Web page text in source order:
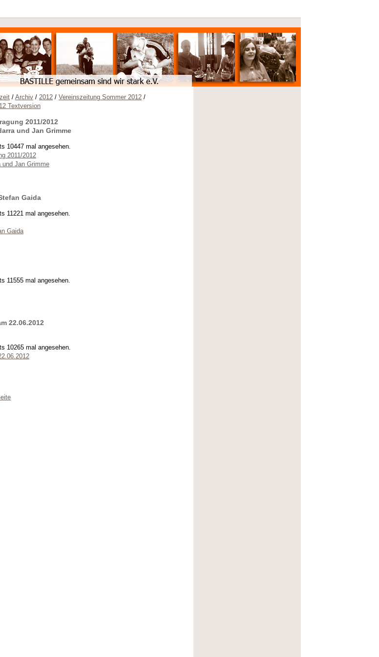
/ Archiv / 2012 / Vereinszeitung Sommer 2012 /
Textversion
2011/2012
und Jan Grimme
10447 mal angesehen.
2011/2012
und Jan Grimme
Gaida
11221 mal angesehen.
Gaida
11555 mal angesehen.
22.06.2012
10265 mal angesehen.